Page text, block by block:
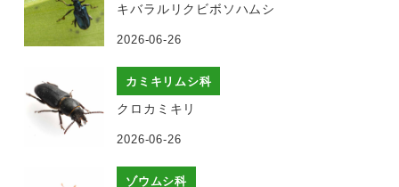
キバラルリクビボソハムシ
2026-06-26
カミキリムシ科
クロカミキリ
2026-06-26
ゾウムシ科